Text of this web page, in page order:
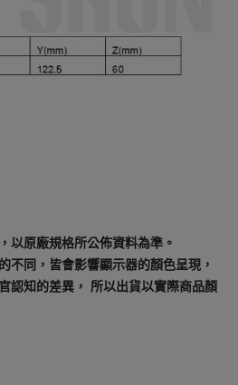
以原廠規格所公佈資料為準。
不同，皆會影響顯示器的顏色呈現，
認知的差異， 所以出貨以實際商品顏